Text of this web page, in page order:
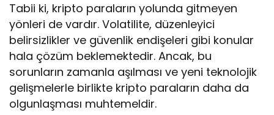
Tabii ki, kripto paraların yolunda gitmeyen
yönleri de vardır. Volatilite, düzenleyici
belirsizlikler ve güvenlik endişeleri gibi konular
hala çözüm beklemektedir. Ancak, bu
sorunların zamanla aşılması ve yeni teknolojik
gelişmelerle birlikte kripto paraların daha da
olgunlaşması muhtemeldir.